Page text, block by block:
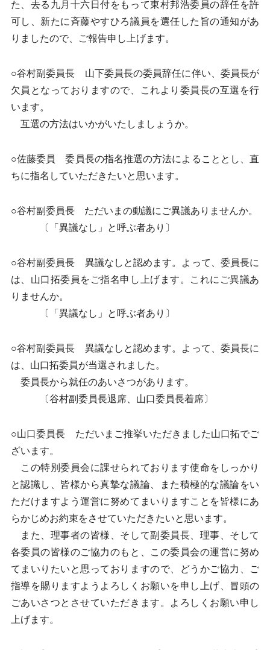
た、去る九月十六日付をもって東村邦浩委員の辞任を許
可し、新たに斉藤やすひろ議員を選任した旨の通知があ
りましたので、ご報告申し上げます。
○谷村副委員長 山下委員長の委員辞任に伴い、委員長が
欠員となっておりますので、これより委員長の互選を行
います。
互選の方法はいかがいたしましょうか。
○佐藤委員 委員長の指名推選の方法によることとし、直
ちに指名していただきたいと思います。
○谷村副委員長 ただいまの動議にご異議ありませんか。
〔「異議なし」と呼ぶ者あり〕
○谷村副委員長 異議なしと認めます。よって、委員長に
は、山口拓委員をご指名申し上げます。これにご異議あ
りませんか。
〔「異議なし」と呼ぶ者あり〕
○谷村副委員長 異議なしと認めます。よって、委員長に
は、山口拓委員が当選されました。
委員長から就任のあいさつがあります。
〔谷村副委員長退席、山口委員長着席〕
○山口委員長 ただいまご推挙いただきました山口拓でご
ざいます。
この特別委員会に課せられております使命をしっかり
と認識し、皆様から真摯な議論、また積極的な議論をい
ただけますよう運営に努めてまいりますことを皆様にあ
らかじめお約束をさせていただきたいと思います。
また、理事者の皆様、そして副委員長、理事、そして
各委員の皆様のご協力のもと、この委員会の運営に努め
てまいりたいと思っておりますので、どうかご協力、ご
指導を賜りますようよろしくお願いを申し上げ、冒頭の
ごあいさつとさせていただきます。よろしくお願い申し
上げます。